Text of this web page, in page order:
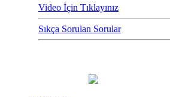
Video İçin Tıklayınız
Sıkça Sorulan Sorular